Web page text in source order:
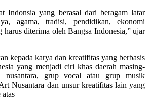
Indonsia yang berasal dari beragam latar
agama, tradisi, pendidikan, ekonomi
harus diterima oleh Bangsa Indonesia,” ujar
kepada karya dan kreatifitas yang berbasis
yang menjadi ciri khas daerah masing-
nusantara, grup vocal atau grup musik
Nusantara dan unsur kreatifitas lain yang